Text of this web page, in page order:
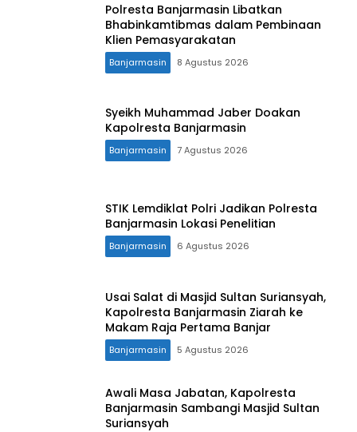
Polresta Banjarmasin Libatkan
Bhabinkamtibmas dalam Pembinaan
Klien Pemasyarakatan
Banjarmasin 8 Agustus 2026
Syeikh Muhammad Jaber Doakan
Kapolresta Banjarmasin
Banjarmasin 7 Agustus 2026
STIK Lemdiklat Polri Jadikan Polresta
Banjarmasin Lokasi Penelitian
Banjarmasin 6 Agustus 2026
Usai Salat di Masjid Sultan Suriansyah,
Kapolresta Banjarmasin Ziarah ke
Makam Raja Pertama Banjar
Banjarmasin 5 Agustus 2026
Awali Masa Jabatan, Kapolresta
Banjarmasin Sambangi Masjid Sultan
Suriansyah